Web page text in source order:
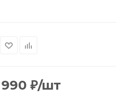
990 ₽/шт